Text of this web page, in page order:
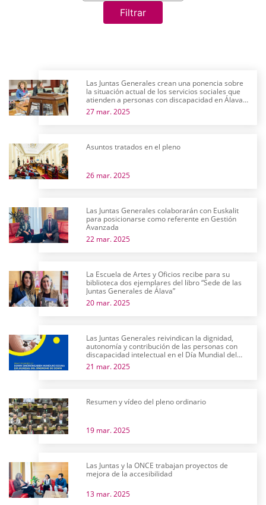
Filtrar
Las Juntas Generales crean una ponencia sobre
la situación actual de los servicios sociales que
atienden a personas con discapacidad en Álava y
su futuro próximo
27 mar. 2025
Asuntos tratados en el pleno
26 mar. 2025
Las Juntas Generales colaborarán con Euskalit
para posicionarse como referente en Gestión
Avanzada
22 mar. 2025
La Escuela de Artes y Oficios recibe para su
biblioteca dos ejemplares del libro “Sede de las
Juntas Generales de Álava”
20 mar. 2025
Las Juntas Generales reivindican la dignidad,
autonomía y contribución de las personas con
discapacidad intelectual en el Día Mundial del
Síndrome de Down
21 mar. 2025
Resumen y vídeo del pleno ordinario
19 mar. 2025
Las Juntas y la ONCE trabajan proyectos de
mejora de la accesibilidad
13 mar. 2025